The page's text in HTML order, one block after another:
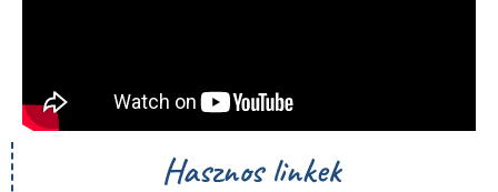
Hasznos linkek